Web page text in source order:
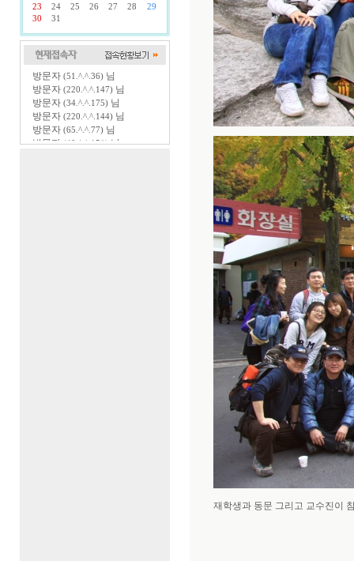
23
24 25 26 27 28
29
30
31
방문자 (51.^.^.36) 님
방문자 (220.^.^.147) 님
방문자 (34.^.^.175) 님
방문자 (220.^.^.144) 님
방문자 (65.^.^.77) 님
방문자(40.^.^.151)님
재학생과 동문 그리고 교수진이